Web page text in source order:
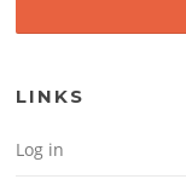
LINKS
Log in